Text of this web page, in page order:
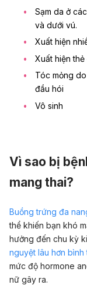
Sạm da ở
và dưới vú.
Xuất hiện
Xuất hiện
Tóc mỏng
đầu hói
Vô sinh
Vì sao bị
mang thai?
Buồng trứng đa
thể khiến bạn khó
hưởng đến chu kỳ
nguyệt lâu hơn bình
mức độ hormone
nữ gây ra.